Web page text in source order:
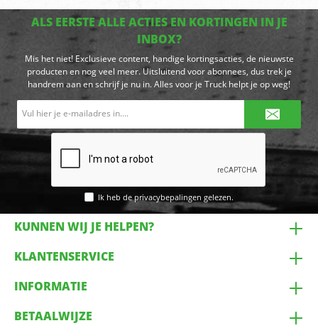
ALS EERSTE ALLE ACTIES EN KORTINGEN IN JE
INBOX?
Mis het niet! Exclusieve content, handige kortingsacties, de nieuwste
producten en nog veel meer. Uitsluitend voor abonnees, dus trek je
handrem aan en schrijf je nu in. Alles voor je Truck helpt je op weg!
Ik heb deprivacybepalingen gelezen.
KUNNEN WIJ JE HELPEN?
KLANTENSERVICE
INFORMATIE
BETAALWIJZE